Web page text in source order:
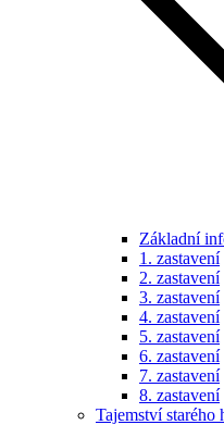
Základní
1. zastavení
2. zastavení
3. zastavení
4. zastavení
5. zastavení
6. zastavení
7. zastavení
8. zastavení
Tajemství starého